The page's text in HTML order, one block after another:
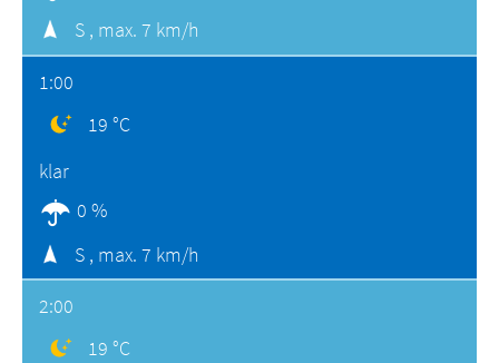
S , max. 7 km/h
1:00
19 °C
klar
0 %
S , max. 7 km/h
2:00
19 °C